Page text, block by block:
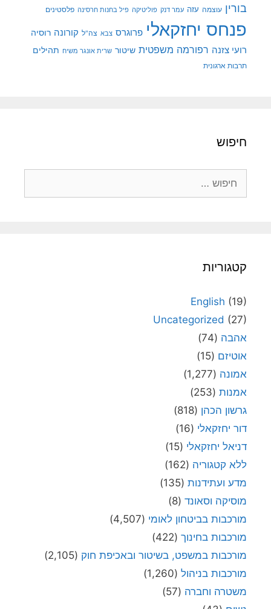
בורין עוצמה עזה עמר דנק פוליטיקה פיל בחנות חרסינה פלסטינים
פנחס יחזקאלי פרוגרס צבא צה"ל קורונה רוסיה
רועי צזנה רפורמה משפטית שיטור שרית אונגר משיח תהילים
תרבות ארגונית
חיפוש
קטגוריות
English (19)
Uncategorized (27)
אהבה (74)
אוטיזם (15)
אמונה (1,277)
אמנות (253)
גרשון הכהן (818)
דור יחזקאלי (16)
דניאל יחזקאלי (15)
ללא קטגוריה (162)
מדע ועתידנות (135)
מוסיקה וסאונד (8)
מורכבות בביטחון לאומי (4,507)
מורכבות בחינוך (422)
מורכבות במשפט, בשיטור ובאכיפת חוק (2,105)
מורכבות בניהול (1,260)
משטרה וחברה (57)